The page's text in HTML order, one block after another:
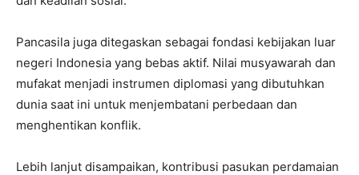
Pancasila juga ditegaskan sebagai fondasi kebijakan luar
negeri Indonesia yang bebas aktif. Nilai musyawarah dan
mufakat menjadi instrumen diplomasi yang dibutuhkan
dunia saat ini untuk menjembatani perbedaan dan
menghentikan konflik.
Lebih lanjut disampaikan, kontribusi pasukan perdamaian